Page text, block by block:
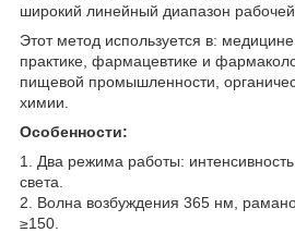
широкий линейный диапазон рабочей
Этот метод используется в:
практике, фармацевтике и
пищевой промышленности,
химии.
Особенности:
1. Два режима работы:
света.
2. Волна возбуждения 365 нм,
≥150.